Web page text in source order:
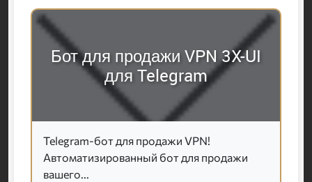
Бот для продажи VPN 3X-UI
для Telegram
Telegram-бот для продажи VPN!
Автоматизированный бот для продажи
вашего...